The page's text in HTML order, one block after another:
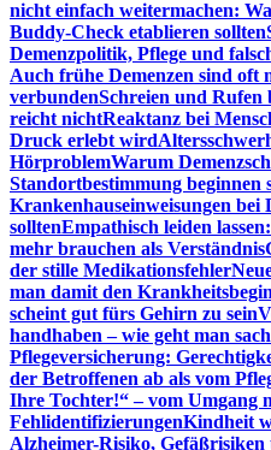
nicht einfach weitermachen:
Buddy-Check etablieren sollten
Demenzpolitik, Pflege und
Auch frühe Demenzen sind oft
verbundenSchreien und Rufen
reicht nichtReaktanz bei
Druck erlebt wird
HörproblemWarum
Standortbestimmung beginnen
Krankenhauseinweisungen bei
solltenEmpathisch leiden
mehr brauchen als Verständnis
der stille Medikationsfehler
man damit den
scheint gut fürs Gehirn zu sein
handhaben – wie geht man
Pflegeversicherung:
der Betroffenen ab als vom
Ihre Tochter!“ – vom Umgang
FehlidentifizierungenKindheit
Alzheimer-Risiko,